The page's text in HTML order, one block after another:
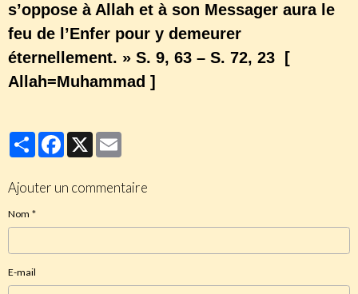
s’oppose à Allah et à son Messager aura le
feu de l’Enfer pour y demeurer
éternellement. » S. 9, 63 – S. 72, 23 [
Allah=Muhammad ]
PartagerFacebook
X
Ajouter un commentaire
Nom
E-mail